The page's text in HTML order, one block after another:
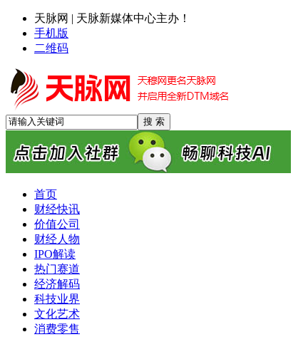
天脉网 | 天脉新媒体中心主办！
手机版
二维码
首页
财经快讯
价值公司
财经人物
IPO解读
热门赛道
经济解码
科技业界
文化艺术
消费零售